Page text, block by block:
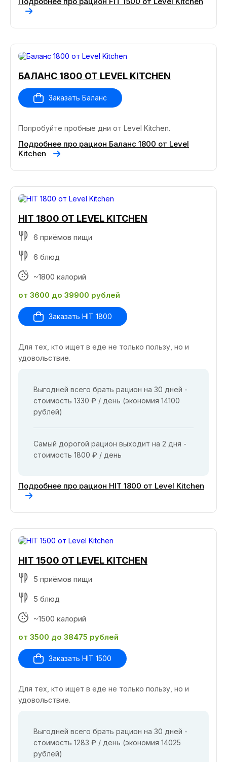
БАЛАНС 1800 ОТ LEVEL KITCHEN
Заказать Баланс
Попробуйте пробные дни от Level Kitchen.
Подробнее про рацион Баланс 1800 от Level
Kitchen
HIT 1800 ОТ LEVEL KITCHEN
6 приёмов пищи
6 блюд
~1800 калорий
от 3600 до 39900 рублей
Заказать HIT 1800
Для тех, кто ищет в еде не только пользу, но и
удовольствие.
Выгодней всего брать рацион на 30 дней -
стоимость 1330 ₽ / день (экономия 14100
рублей)
Самый дорогой рацион выходит на 2 дня -
стоимость 1800 ₽ / день
Подробнее про рацион HIT 1800 от Level Kitchen
HIT 1500 ОТ LEVEL KITCHEN
5 приёмов пищи
5 блюд
~1500 калорий
от 3500 до 38475 рублей
Заказать HIT 1500
Для тех, кто ищет в еде не только пользу, но и
удовольствие.
Выгодней всего брать рацион на 30 дней -
стоимость 1283 ₽ / день (экономия 14025
рублей)